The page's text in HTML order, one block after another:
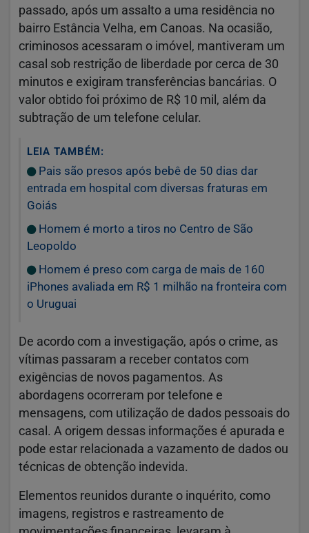
passado, após um assalto a uma residência no
bairro Estância Velha, em Canoas. Na ocasião,
criminosos acessaram o imóvel, mantiveram um
casal sob restrição de liberdade por cerca de 30
minutos e exigiram transferências bancárias. O
valor obtido foi próximo de R$ 10 mil, além da
subtração de um telefone celular.
LEIA TAMBÉM:
Pais são presos após bebê de 50 dias dar
entrada em hospital com diversas fraturas em
Goiás
Homem é morto a tiros no Centro de São
Leopoldo
Homem é preso com carga de mais de 160
iPhones avaliada em R$ 1 milhão na fronteira com
o Uruguai
De acordo com a investigação, após o crime, as
vítimas passaram a receber contatos com
exigências de novos pagamentos. As
abordagens ocorreram por telefone e
mensagens, com utilização de dados pessoais do
casal. A origem dessas informações é apurada e
pode estar relacionada a vazamento de dados ou
técnicas de obtenção indevida.
Elementos reunidos durante o inquérito, como
imagens, registros e rastreamento de